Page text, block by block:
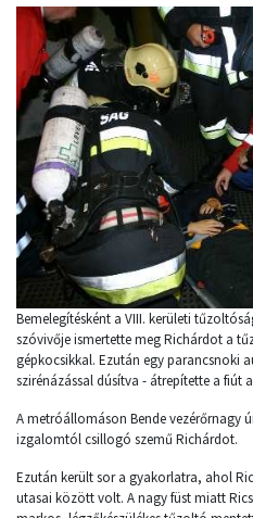
Bemelegítésként a VIII. kerületi
szóvivője ismertette meg Richárdot a
gépkocsikkal. Ezután egy parancsnoki
szirénázással dúsítva - átrepítette a fiút
A metróállomáson Bende vezérőrnagy
izgalomtól csillogó szemű Richárdot.
Ezután került sor a gyakorlatra, ahol
utasai között volt. A nagy füst miatt